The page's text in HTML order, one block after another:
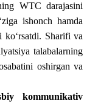
WTC darajasini
ishonch hamda
Sharifi va
talabalarning
oshirgan va
kommunikativ